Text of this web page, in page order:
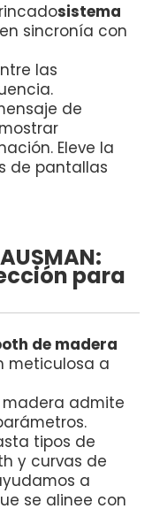
sistema
sincronía con
las
de
Eleve la
de pantallas
para
de madera
meticulosa a
madera admite
tipos de
y curvas de
a
se alinee con